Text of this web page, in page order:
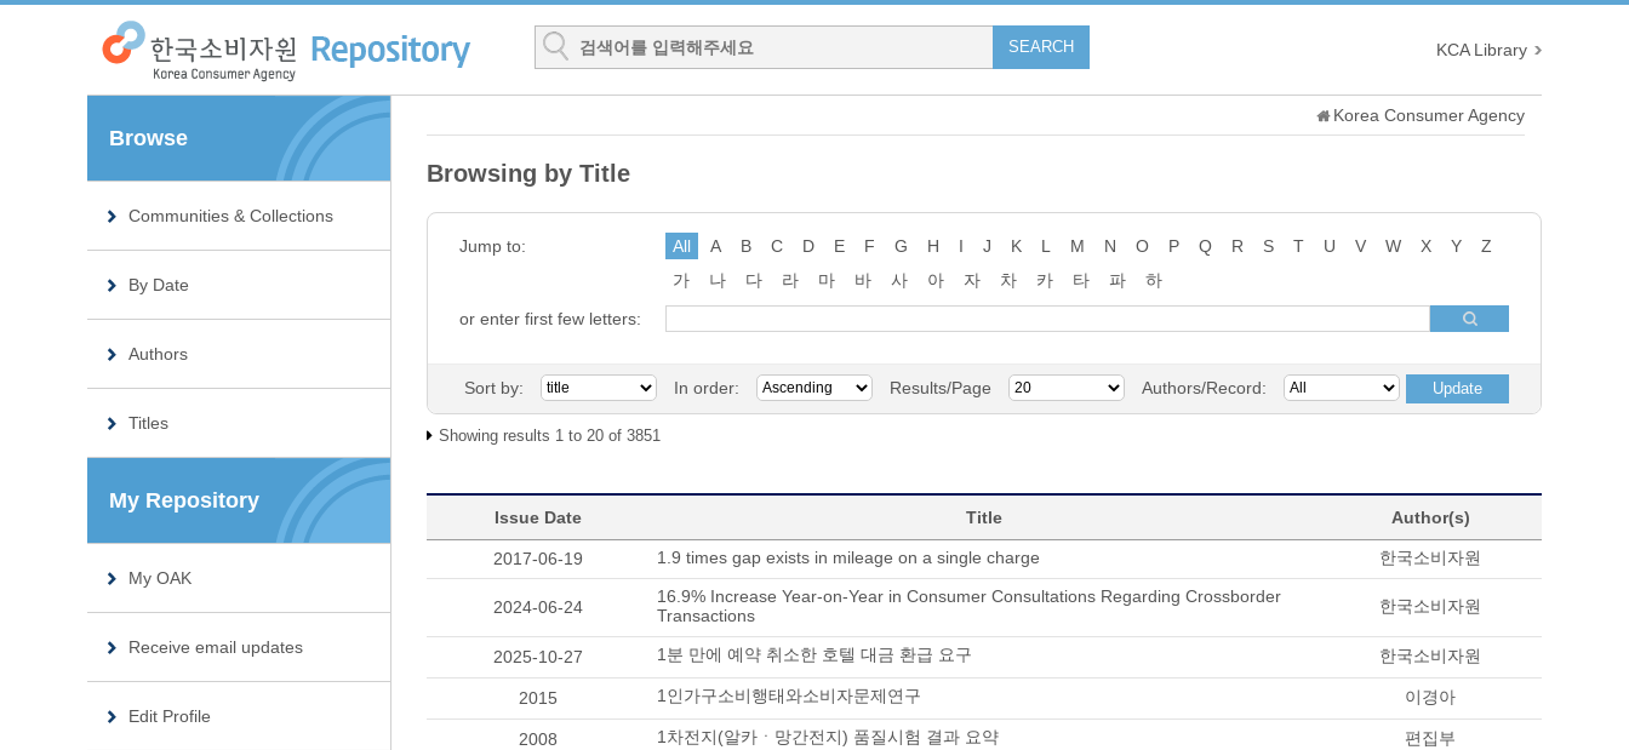
KCA Library
Browse
Communities & Collections
By Date
Authors
Titles
My Repository
My OAK
Receive email updates
Edit Profile
Korea Consumer Agency
Browsing by Title
Jump to: All A B C D E F G H I J K L M N O P Q R S T U V W X Y
Z
가
나 다 라 마 바 사 아 자 차 카 타 파
하
or enter first few letters:
Sort by: In order: Results/Page Authors/Record:
Showing results 1 to 20 of 3851
Issue Date Title Author(s)
2017-06-19 1.9 times gap exists in mileage on a single charge 한국소비자원
2024-06-24
16.9% Increase Year-on-Year in Consumer Consultations Regarding Crossborder
Transactions
한국소비자원
2025-10-27 1분 만에 예약 취소한 호텔 대금 환급 요구 한국소비자원
2015 1인가구소비행태와소비자문제연구 이경아
2008 1차전지(알카ㆍ망간전지) 품질시험 결과 요약 편집부